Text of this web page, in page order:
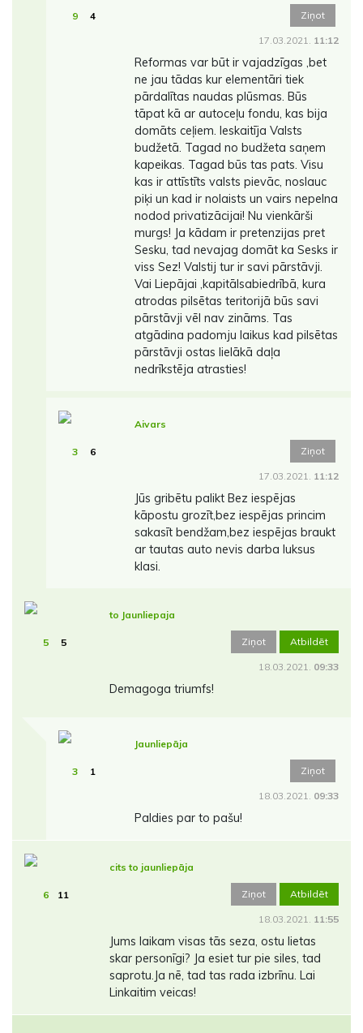
9 4 Ziņot
17.03.2021. 11:12
Reformas var būt ir vajadzīgas ,bet
ne jau tādas kur elementāri tiek
pārdalītas naudas plūsmas. Būs
tāpat kā ar autoceļu fondu, kas bija
domāts ceļiem. Ieskaitīja Valsts
budžetā. Tagad no budžeta saņem
kapeikas. Tagad būs tas pats. Visu
kas ir attīstīts valsts pievāc, noslauc
piķi un kad ir nolaists un vairs nepelna
nodod privatizācijai! Nu vienkārši
murgs! Ja kādam ir pretenzijas pret
Sesku, tad nevajag domāt ka Sesks ir
viss Sez! Valstij tur ir savi pārstāvji.
Vai Liepājai ,kapitālsabiedrībā, kura
atrodas pilsētas teritorijā būs savi
pārstāvji vēl nav zināms. Tas
atgādina padomju laikus kad pilsētas
pārstāvji ostas lielākā daļa
nedrīkstēja atrasties!
3 6
Aivars
Ziņot
17.03.2021. 11:12
Jūs gribētu palikt Bez iespējas
kāpostu grozīt,bez iespējas princim
sakasīt bendžam,bez iespējas braukt
ar tautas auto nevis darba luksus
klasi.
5 5
to Jaunliepaja
Ziņot Atbildēt
18.03.2021. 09:33
Demagoga triumfs!
3 1
Jaunliepāja
Ziņot
18.03.2021. 09:33
Paldies par to pašu!
6 11
cits to jaunliepāja
Ziņot Atbildēt
18.03.2021. 11:55
Jums laikam visas tās seza, ostu lietas
skar personīgi? Ja esiet tur pie siles, tad
saprotu.Ja nē, tad tas rada izbrīnu. Lai
Linkaitim veicas!